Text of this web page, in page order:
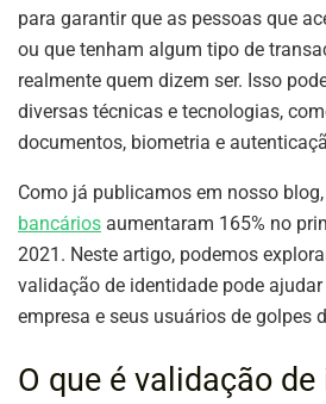
para garantir que as pessoas que
ou que tenham algum tipo de
realmente quem dizem ser. Isso
diversas técnicas e tecnologias,
documentos, biometria e
Como já publicamos em nosso blog,
bancários aumentaram 165% no
2021. Neste artigo, podemos
validação de identidade pode
empresa e seus usuários de golpes
O que é validação